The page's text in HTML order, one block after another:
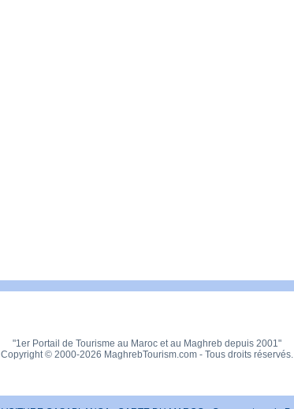
"1er Portail de Tourisme au Maroc et au Maghreb depuis 2001"
Copyright © 2000-2026 MaghrebTourism.com - Tous droits réservés.